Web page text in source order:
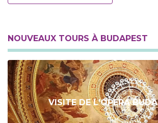
NOUVEAUX TOURS À BUDAPEST
VISITE DE L'OPERA